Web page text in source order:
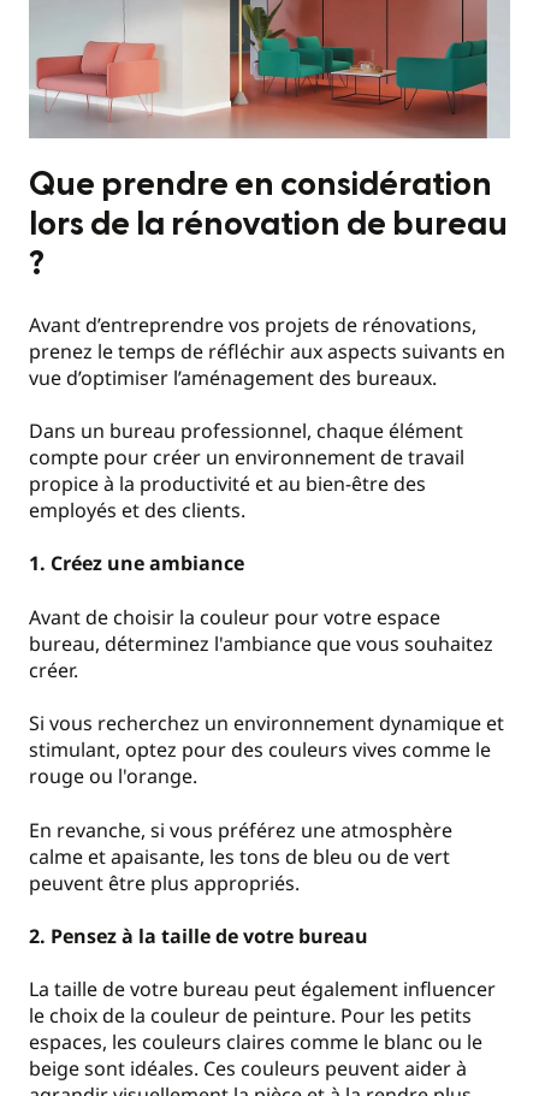
Que prendre en considération
lors de la rénovation de bureau
?
Avant d’entreprendre vos projets de rénovations,
prenez le temps de réfléchir aux aspects suivants en
vue d’optimiser l’aménagement des bureaux.
Dans un bureau professionnel, chaque élément
compte pour créer un environnement de travail
propice à la productivité et au bien-être des
employés et des clients.
1. Créez une ambiance
Avant de choisir la couleur pour votre espace
bureau, déterminez l'ambiance que vous souhaitez
créer.
Si vous recherchez un environnement dynamique et
stimulant, optez pour des couleurs vives comme le
rouge ou l'orange.
En revanche, si vous préférez une atmosphère
calme et apaisante, les tons de bleu ou de vert
peuvent être plus appropriés.
2. Pensez à la taille de votre bureau
La taille de votre bureau peut également influencer
le choix de la couleur de peinture. Pour les petits
espaces, les couleurs claires comme le blanc ou le
beige sont idéales. Ces couleurs peuvent aider à